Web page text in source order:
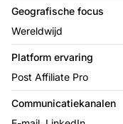
Geografische focus
Wereldwijd
Platform ervaring
Post Affiliate Pro
Communicatiekanalen